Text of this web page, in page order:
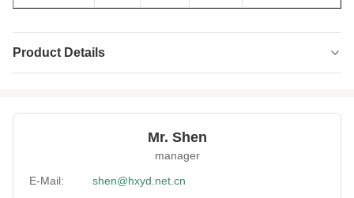
Product Details
Usage:
Taschen, Matten, Sitzbezüge, Beutel,
Schwarzes SBR-Rollenmaterial
Mr. Shen
manager
E-Mail:
shen@hxyd.net.cn